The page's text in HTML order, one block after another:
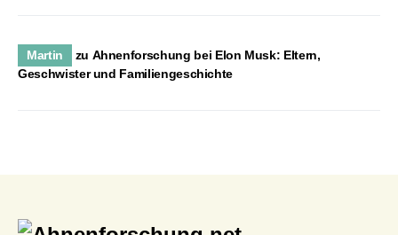
Martin zu Ahnenforschung bei Elon Musk: Eltern,
Geschwister und Familiengeschichte